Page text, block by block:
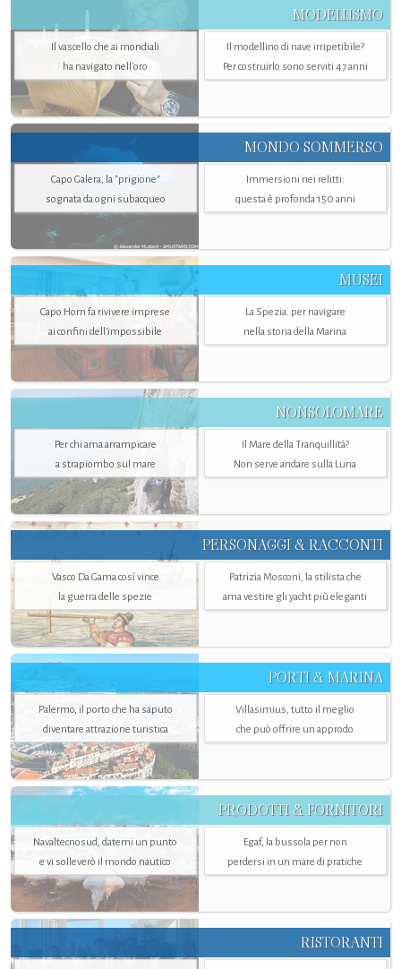
MODELLISMO
Il vascello che ai mondiali
ha navigato nell’oro
Il modellino di nave irripetibile?
Per costruirlo sono serviti 47 anni
MONDO SOMMERSO
Capo Galera, la "prigione"
sognata da ogni subacqueo
Immersioni nei relitti:
questa è profonda 150 anni
MUSEI
Capo Horn fa rivivere imprese
ai confini dell’impossibile
La Spezia. per navigare
nella storia della Marina
NONSOLOMARE
Per chi ama arrampicare
a strapiombo sul mare
Il Mare della Tranquillità?
Non serve andare sulla Luna
PERSONAGGI & RACCONTI
Vasco Da Gama così vince
la guerra delle spezie
Patrizia Mosconi, la stilista che
ama vestire gli yacht più eleganti
PORTI & MARINA
Palermo, il porto che ha saputo
diventare attrazione turistica
Villasimius, tutto il meglio
che può offrire un approdo
PRODOTTI & FORNITORI
Navaltecnosud, datemi un punto
e vi solleverò il mondo nautico
Egaf, la bussola per non
perdersi in un mare di pratiche
RISTORANTI